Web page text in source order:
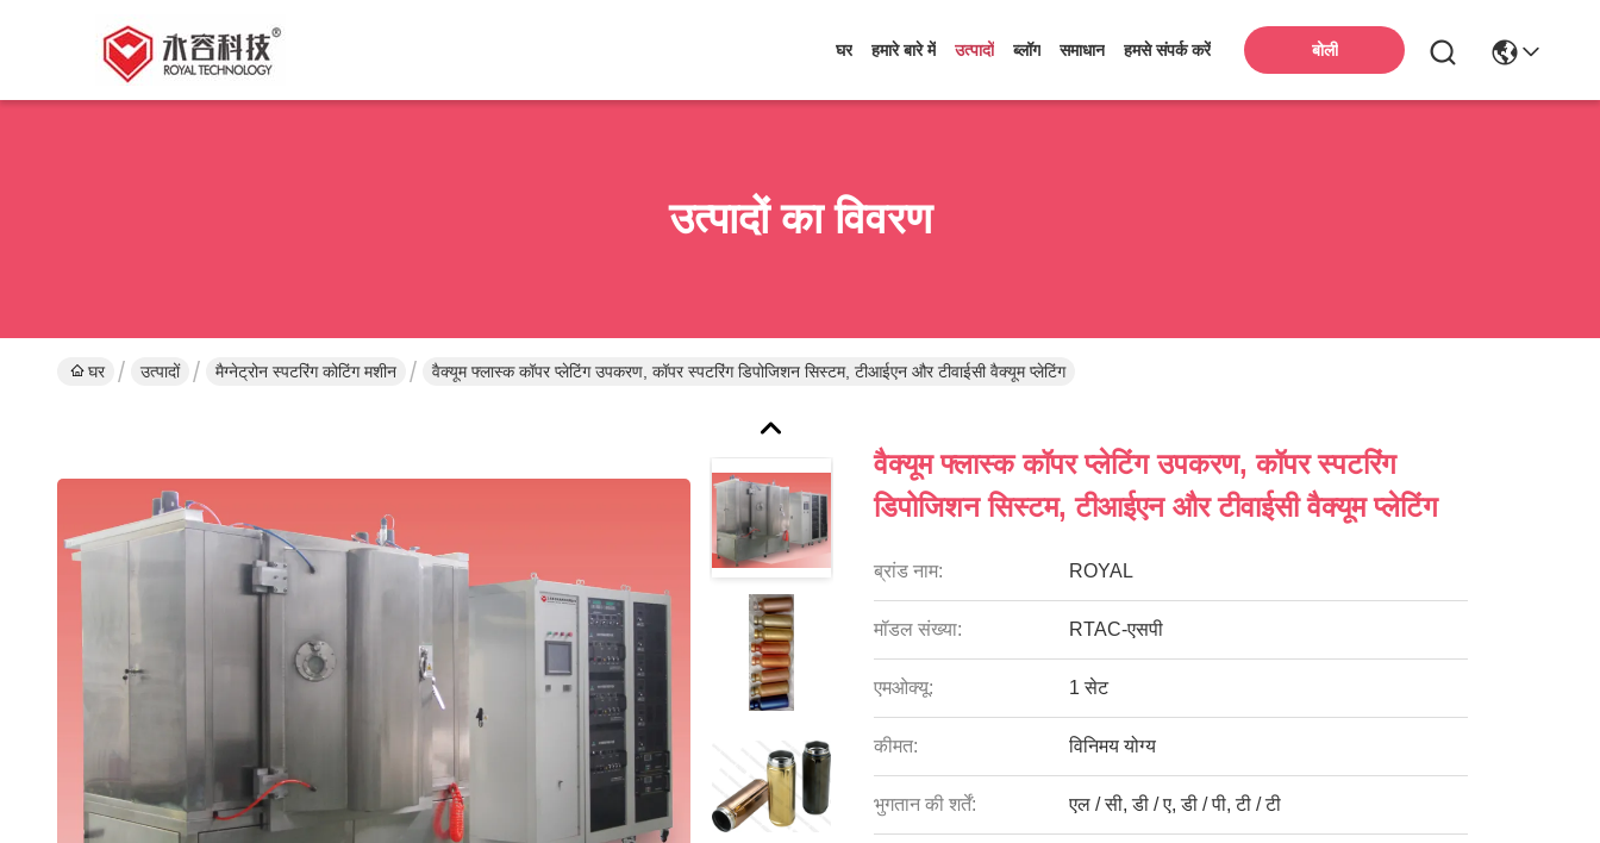
घर हमारे बारे में उत्पादों ब्लॉग समाधान हमसे संपर्क करें बोली
उत्पादों का विवरण
घर उत्पादों मैग्नेट्रोन स्पटरिंग कोटिंग मशीन वैक्यूम फ्लास्क कॉपर प्लेटिंग उपकरण, कॉपर स्पटरिंग डिपोजिशन सिस्टम, टीआईएन और टीवाईसी वैक्यूम प्लेटिंग
वैक्यूम फ्लास्क कॉपर प्लेटिंग उपकरण, कॉपर स्पटरिंग
डिपोजिशन सिस्टम, टीआईएन और टीवाईसी वैक्यूम प्लेटिंग
ब्रांड नाम: ROYAL
मॉडल संख्या: RTAC-एसपी
एमओक्यू: 1 सेट
कीमत: विनिमय योग्य
भुगतान की शर्तें: एल / सी, डी / ए, डी / पी, टी / टी